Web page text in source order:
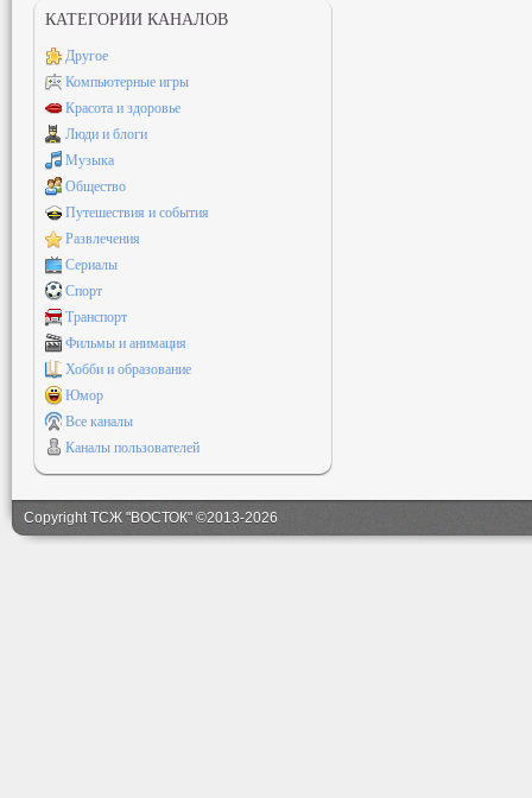
КАТЕГОРИИ КАНАЛОВ
Другое
Компьютерные игры
Красота и здоровье
Люди и блоги
Музыка
Общество
Путешествия и события
Развлечения
Сериалы
Спорт
Транспорт
Фильмы и анимация
Хобби и образование
Юмор
Все каналы
Каналы пользователей
Copyright ТСЖ "ВОСТОК" ©2013-2026